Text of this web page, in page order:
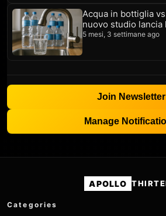
Acqua in bottiglia
nuovo studio lancia
5 mesi, 3 settimane ago
Join Newsletter
Manage
APOLLO
Categories